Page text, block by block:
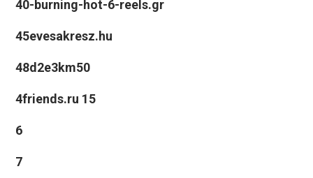
40-burning-hot-6-reels.gr
45evesakresz.hu
48d2e3km50
4friends.ru 15
6
7